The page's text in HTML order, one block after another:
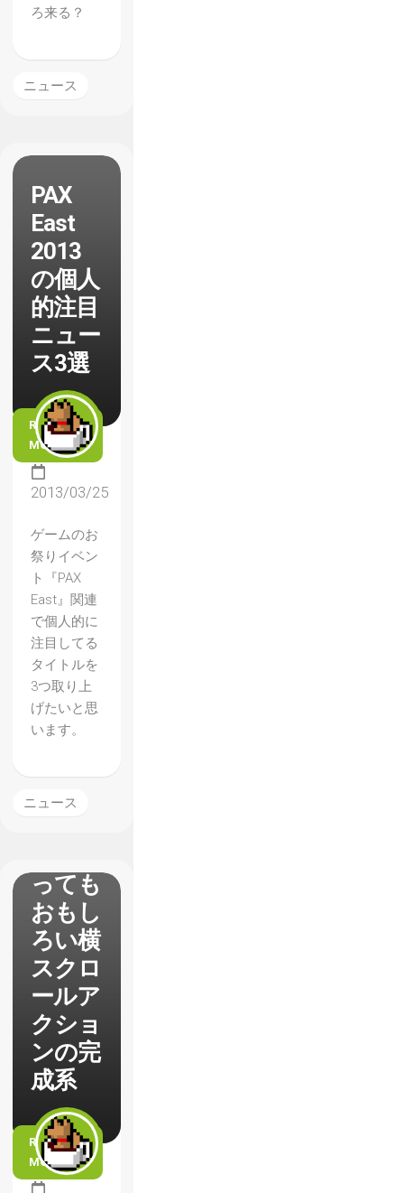
ろ来る？
ニュース
PAX
East
2013
の個人
的注目
ニュー
ス3選
READ
MORE
2013/03/25
ゲームのお
祭りイベン
ト『PAX
East』関連
で個人的に
注目してる
タイトルを
3つ取り上
げたいと思
います。
ニュース
【メタ
ルスラ
っても
おもし
ろい横
スクロ
ールア
クショ
ンの完
成系
READ
MORE